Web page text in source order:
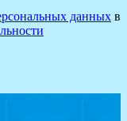
данных в